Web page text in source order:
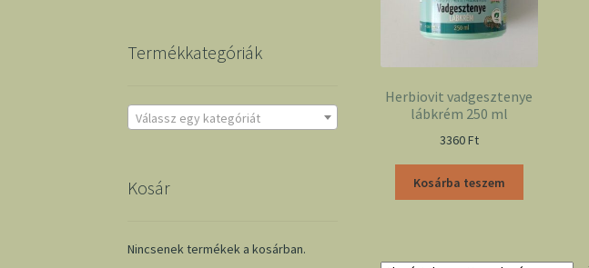
Herbiovit vadgesztenye
lábkrém 250 ml
3360Ft
Kosárba teszem
Termékkategóriák
Válassz egy kategóriát
Kosár
Nincsenek termékek a kosárban.